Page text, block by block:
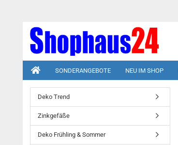
SONDERANGEBOTE NEU IM SHOP
Deko Trend
Zinkgefäße
Deko Frühling & Sommer